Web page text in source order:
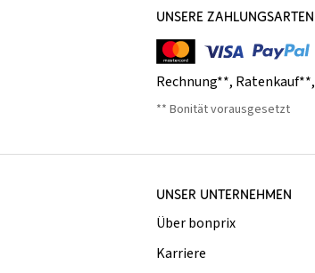
UNSERE ZAHLUNGSARTEN
Rechnung**, Ratenkauf**,
** Bonität vorausgesetzt
UNSER UNTERNEHMEN
Über bonprix
Karriere